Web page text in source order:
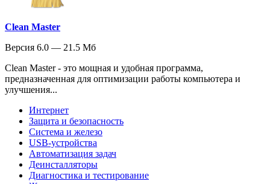
Clean Master
Версия 6.0 — 21.5 Мб
Clean Master - это мощная и удобная программа,
предназначенная для оптимизации работы компьютера и
улучшения...
Интернет
Защита и безопасность
Система и железо
USB-устройства
Автоматизация задач
Деинсталляторы
Диагностика и тестирование